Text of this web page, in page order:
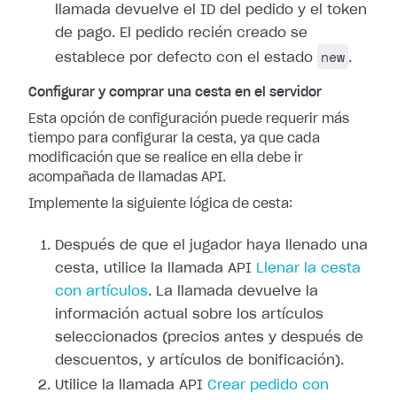
llamada devuelve el ID del pedido y el token
de pago. El pedido recién creado se
establece por defecto con el estado
new .
Configurar y comprar una cesta en el servidor
Esta opción de configuración puede requerir más
tiempo para configurar la cesta, ya que cada
modificación que se realice en ella debe ir
acompañada de llamadas API.
Implemente la siguiente lógica de cesta:
Después de que el jugador haya llenado una
cesta, utilice la llamada API Llenar la cesta
con artículos. La llamada devuelve la
información actual sobre los artículos
seleccionados (precios antes y después de
descuentos, y artículos de bonificación).
Utilice la llamada API Crear pedido con